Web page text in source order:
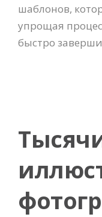
шаблонов,
упрощая
быстро